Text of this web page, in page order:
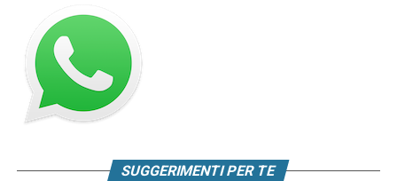
SUGGERIMENTI PER TE